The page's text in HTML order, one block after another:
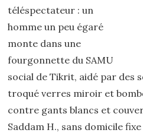
téléspectateur : un
homme un peu égaré
monte dans une
fourgonnette du SAMU
social de Tikrit, aidé par des
troqué verres miroir et
contre gants blancs et
Saddam H., sans domicile